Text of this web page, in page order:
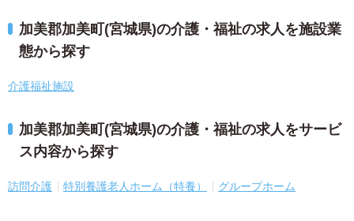
加美郡加美町(宮城県)の介護・福祉の求人を施設業
態から探す
介護福祉施設
加美郡加美町(宮城県)の介護・福祉の求人をサービ
ス内容から探す
訪問介護 特別養護老人ホーム（特養） グループホーム